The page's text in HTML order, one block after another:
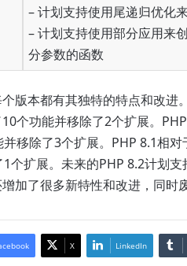
– 计划支持使用尾递归优化
– 计划支持使用部分应用来
分参数的函数
版本都有其独特的特点和改
个功能并移除了2个扩展。
移除了3个扩展。PHP 8.1相
个扩展。未来的PHP 8.2计划
加了很多新特性和改进，同
X LinkedIn